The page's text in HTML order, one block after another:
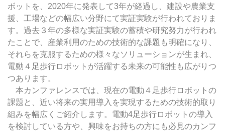
ボットを、2020年に発表して3年が経過し、建設や農業支
援、工場などの幅広い分野にて実証実験が行われておりま
す。過去３年の多様な実証実験の蓄積や研究努力が行われ
たことで、産業利用のための技術的な課題も明確になり、
それらを克服するための様々なソリューションが生まれ、
電動４足歩行ロボットが活躍する未来の可能性も広がりつ
つあります。
本カンファレンスでは、 現在の電動４足歩行ロボットの
課題と、近い将来の実用導入を実現するための技術的取り
組みを幅広くご紹介します。電動4足歩行ロボットの導入
を検討している方や、興味をお持ちの方にも必見のカンフ